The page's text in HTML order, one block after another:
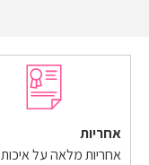
אחריות
אחריות מלאה על איכות